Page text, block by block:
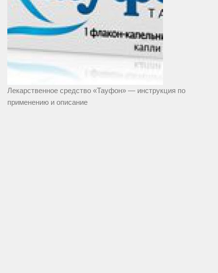
Лекарственное средство «Тауфон» — инструкция по
применению и описание